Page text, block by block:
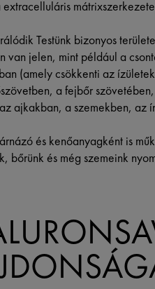
Testünk bizonyos
van jelen, mint például a
(amely csökkenti az
a fejbőr
ajkakban, a szemekben, az
és kenőanyagként is
bőrünk és még szemeink